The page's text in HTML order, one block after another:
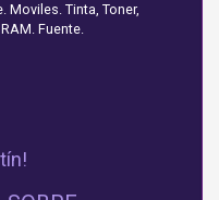
Moviles. Tinta, Toner,
Fuente.